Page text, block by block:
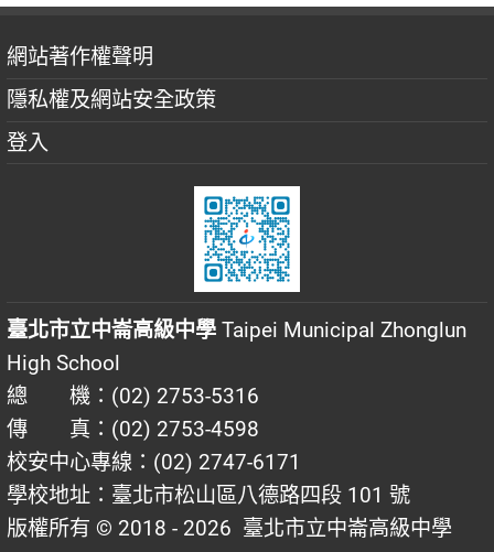
網站著作權聲明
隱私權及網站安全政策
登入
臺北市立中崙高級中學 Taipei Municipal Zhonglun
High School
總 機：(02) 2753-5316
傳 真：(02) 2753-4598
校安中心專線：(02) 2747-6171
學校地址：臺北市松山區八德路四段 101 號
版權所有 © 2018 - 2026 臺北市立中崙高級中學